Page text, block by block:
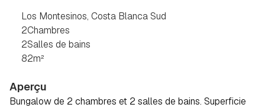
Los Montesinos, Costa Blanca Sud
2Chambres
2Salles de bains
82m²
Aperçu
Bungalow de 2 chambres et 2 salles de bains. Superficie